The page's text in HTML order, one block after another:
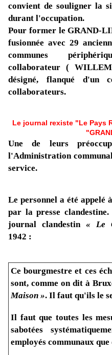
convient de souligner la
durant l'occupation.
Pour former le GRAND-
fusionnée avec 29
communes
collaborateur (
désigné, flanqué d'un
collaborateurs.
Le journal rexiste "Le Pays
Une de leurs
l'Administration
service.
Le personnel a été appelé
par la presse
journal clandestin « Le
1942 :
Ce bourgmestre et ces
sont, comme on dit à
Maison ». Il faut qu'ils le
Il faut que toutes les
sabotées
employés communaux